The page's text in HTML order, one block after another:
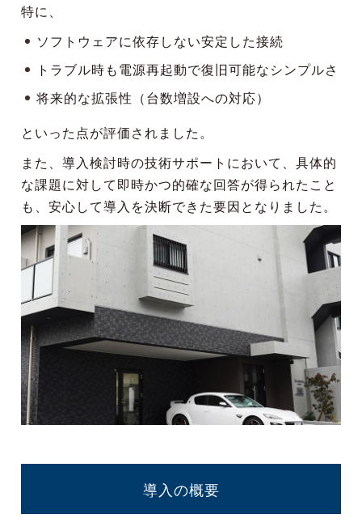
特に、
ソフトウェアに依存しない安定した接続
トラブル時も電源再起動で復旧可能なシンプルさ
将来的な拡張性（台数増設への対応）
といった点が評価されました。
また、導入検討時の技術サポートにおいて、具体的
な課題に対して即時かつ的確な回答が得られたこと
も、安心して導入を決断できた要因となりました。
導入の概要